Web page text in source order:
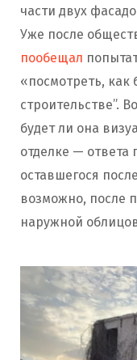
части двух
Уже после
пообещал
«посмотреть, как
строительстве”.
будет ли она
отделке — ответа
оставшегося
возможно, после
наружной